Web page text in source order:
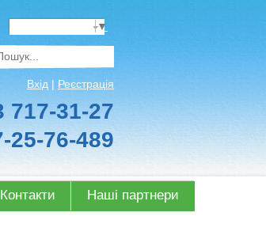
Select Language▼
Вхід | Реєстрація
717-31-27
25-76-489
Контакти Наші партнери